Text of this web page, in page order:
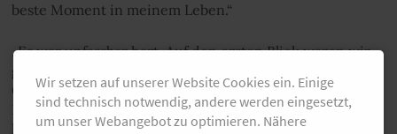
beste Moment in meinem Leben.“
„Es war unfassbar hart. Auf den ersten Blick waren wir
gesegnet mit den Bedingungen im Vergleich zum
Glutofen vor einer Woche bei den Frauen“, sagte
Pflieger.„ Aber die Luftfeuchtigkeit war unglaublich
hoch.“ Der Regensburger war nach 2:18:56 Stunden
Wir setzen auf unserer Website Cookies ein. Einige
sind technisch notwendig, andere werden eingesetzt,
um unser Webangebot zu optimieren. Nähere